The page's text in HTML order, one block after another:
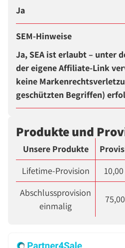
Ja
SEM-Hinweise
Ja, SEA ist erlaubt – unter
der eigene Affiliate-Link
keine
geschützten Begriffen)
Produkte und
Unsere Produkte
Lifetime-Provision
Abschlussprovision
einmalig